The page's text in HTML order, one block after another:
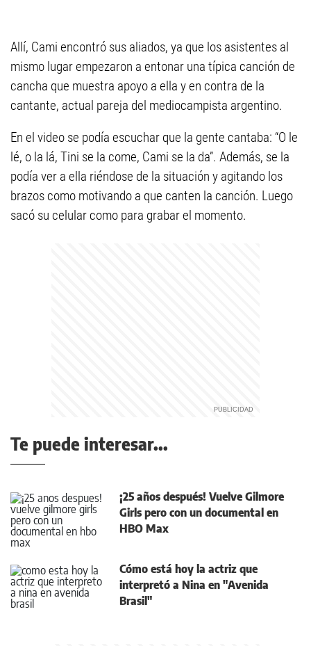
Allí, Cami encontró sus aliados, ya que los asistentes al
mismo lugar empezaron a entonar una típica canción de
cancha que muestra apoyo a ella y en contra de la
cantante, actual pareja del mediocampista argentino.
En el video se podía escuchar que la gente cantaba: “O le
lé, o la lá, Tini se la come, Cami se la da”. Además, se la
podía ver a ella riéndose de la situación y agitando los
brazos como motivando a que canten la canción. Luego
sacó su celular como para grabar el momento.
Te puede interesar...
¡25 años después! Vuelve Gilmore
Girls pero con un documental en
HBO Max
Cómo está hoy la actriz que
interpretó a Nina en "Avenida
Brasil"